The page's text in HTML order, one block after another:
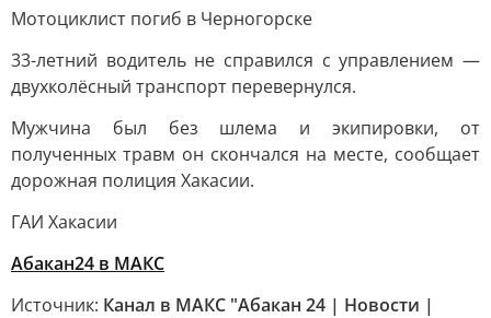
Мотоциклист погиб в Черногорске
33-летний водитель не справился с управлением —
двухколёсный транспорт перевернулся.
Мужчина был без шлема и экипировки, от
полученных травм он скончался на месте, сообщает
дорожная полиция Хакасии.
ГАИ Хакасии
Абакан24 в МАКС
Источник: Канал в МАКС "Абакан 24 | Новости |